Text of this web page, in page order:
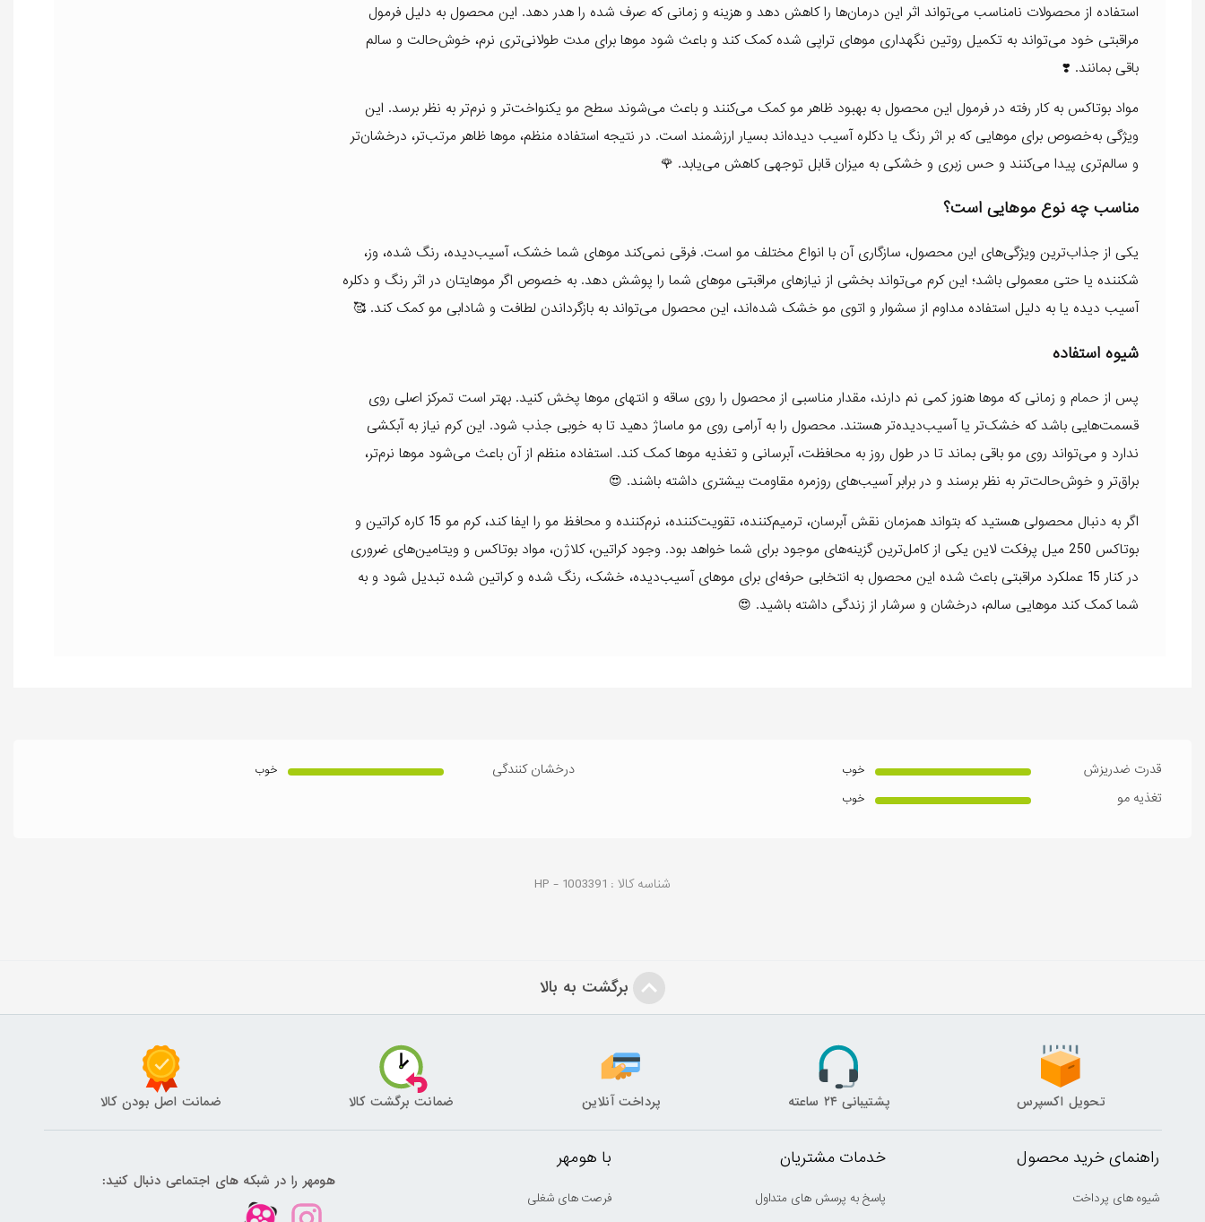
استفاده از محصولات نامناسب می‌تواند اثر این درمان‌ها را کاهش دهد و هزینه و زمانی که صرف شده را هدر دهد. این محصول به دلیل فرمول
مراقبتی خود می‌تواند به تکمیل روتین نگهداری موهای تراپی شده کمک کند و باعث شود موها برای مدت طولانی‌تری نرم، خوش‌حالت و سالم
باقی بمانند. ❣️
مواد بوتاکس به کار رفته در فرمول این محصول به بهبود ظاهر مو کمک می‌کنند و باعث می‌شوند سطح مو یکنواخت‌تر و نرم‌تر به نظر برسد. این
ویژگی به‌خصوص برای موهایی که بر اثر رنگ یا دکلره آسیب دیده‌اند بسیار ارزشمند است. در نتیجه استفاده منظم، موها ظاهر مرتب‌تر، درخشان‌تر
و سالم‌تری پیدا می‌کنند و حس زبری و خشکی به میزان قابل توجهی کاهش می‌یابد. 🌹
مناسب چه نوع موهایی است؟
یکی از جذاب‌ترین ویژگی‌های این محصول، سازگاری آن با انواع مختلف مو است. فرقی نمی‌کند موهای شما خشک، آسیب‌دیده، رنگ شده، وز،
شکننده یا حتی معمولی باشد؛ این کرم می‌تواند بخشی از نیازهای مراقبتی موهای شما را پوشش دهد. به خصوص اگر موهایتان در اثر رنگ و دکلره
آسیب دیده یا به دلیل استفاده مداوم از سشوار و اتوی مو خشک شده‌اند، این محصول می‌تواند به بازگرداندن لطافت و شادابی مو کمک کند. 🥰
شیوه استفاده
پس از حمام و زمانی که موها هنوز کمی نم دارند، مقدار مناسبی از محصول را روی ساقه و انتهای موها پخش کنید. بهتر است تمرکز اصلی روی
قسمت‌هایی باشد که خشک‌تر یا آسیب‌دیده‌تر هستند. محصول را به آرامی روی مو ماساژ دهید تا به خوبی جذب شود. این کرم نیاز به آبکشی
ندارد و می‌تواند روی مو باقی بماند تا در طول روز به محافظت، آبرسانی و تغذیه موها کمک کند. استفاده منظم از آن باعث می‌شود موها نرم‌تر،
براق‌تر و خوش‌حالت‌تر به نظر برسند و در برابر آسیب‌های روزمره مقاومت بیشتری داشته باشند. 😍
اگر به دنبال محصولی هستید که بتواند همزمان نقش آبرسان، ترمیم‌کننده، تقویت‌کننده، نرم‌کننده و محافظ مو را ایفا کند، کرم مو 15 کاره کراتین و
بوتاکس 250 میل پرفکت لاین یکی از کامل‌ترین گزینه‌های موجود برای شما خواهد بود. وجود کراتین، کلاژن، مواد بوتاکس و ویتامین‌های ضروری
در کنار 15 عملکرد مراقبتی باعث شده این محصول به انتخابی حرفه‌ای برای موهای آسیب‌دیده، خشک، رنگ شده و کراتین شده تبدیل شود و به
شما کمک کند موهایی سالم، درخشان و سرشار از زندگی داشته باشید. 😍
قدرت ضدریزش خوب درخشان کنندگی خوب
تغذیه مو خوب
شناسه کالا : HP - 1003391
برگشت به بالا
تحویل اکسپرس پشتیبانی ۲۴ ساعته پرداخت آنلاین ضمانت برگشت کالا ضمانت اصل بودن کالا
راهنمای خرید محصول
شیوه های پرداخت
خدمات مشتریان
پاسخ به پرسش های متداول
با هومهر
فرصت های شغلی
هومهر را در شبکه های اجتماعی دنبال کنید: